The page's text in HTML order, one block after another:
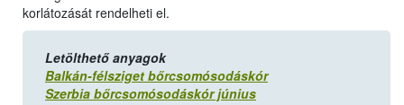
korlátozását rendelheti el.
Letölthető anyagok
Balkán-félsziget bőrcsomósodáskór
Szerbia bőrcsomósodáskór június